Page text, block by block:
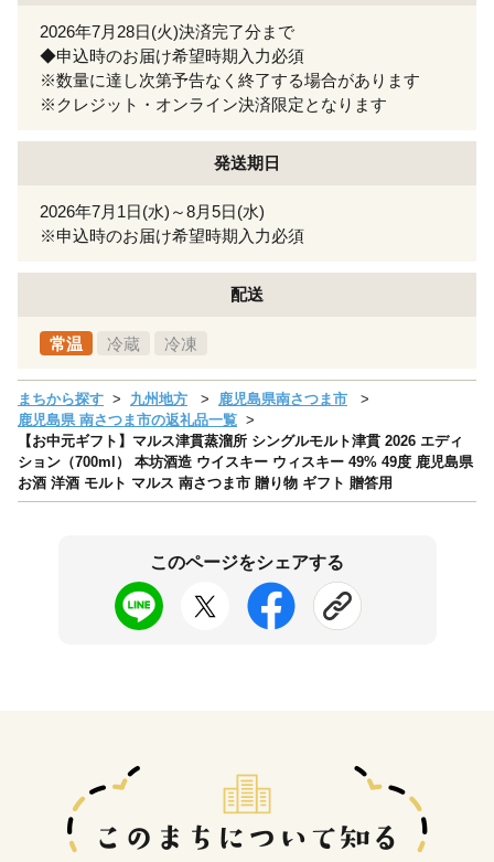
2026年7月28日(火)決済完了分まで
◆申込時のお届け希望時期入力必須
※数量に達し次第予告なく終了する場合があります
※クレジット・オンライン決済限定となります
発送期日
2026年7月1日(水)～8月5日(水)
※申込時のお届け希望時期入力必須
配送
常温 冷蔵 冷凍
まちから探す 九州地方
鹿児島県南さつま市
鹿児島県 南さつま市の返礼品一覧
【お中元ギフト】マルス津貫蒸溜所 シングルモルト津貫 2026 エディ
ション（700ml） 本坊酒造 ウイスキー ウィスキー 49% 49度 鹿児島県
お酒 洋酒 モルト マルス 南さつま市 贈り物 ギフト 贈答用
このページをシェアする